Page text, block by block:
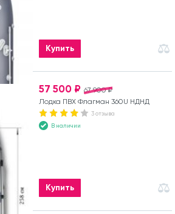
Купить
67 900 ₽
57 500 ₽
Лодка ПВХ Флагман 360U НДНД
3 отзыва
В наличии
Купить